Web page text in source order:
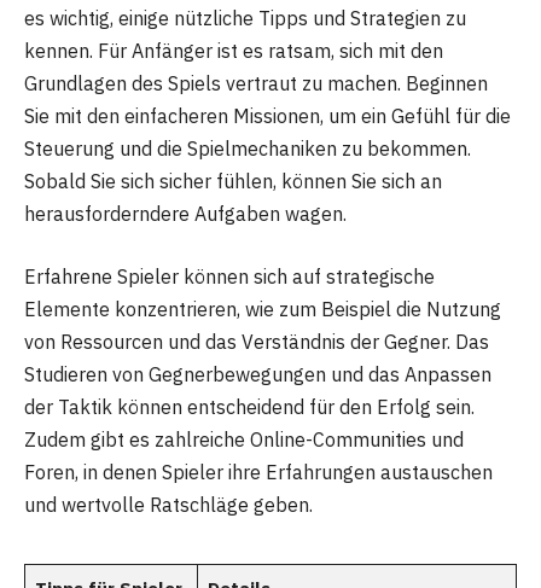
es wichtig, einige nützliche Tipps und Strategien zu
kennen. Für Anfänger ist es ratsam, sich mit den
Grundlagen des Spiels vertraut zu machen. Beginnen
Sie mit den einfacheren Missionen, um ein Gefühl für die
Steuerung und die Spielmechaniken zu bekommen.
Sobald Sie sich sicher fühlen, können Sie sich an
herausforderndere Aufgaben wagen.
Erfahrene Spieler können sich auf strategische
Elemente konzentrieren, wie zum Beispiel die Nutzung
von Ressourcen und das Verständnis der Gegner. Das
Studieren von Gegnerbewegungen und das Anpassen
der Taktik können entscheidend für den Erfolg sein.
Zudem gibt es zahlreiche Online-Communities und
Foren, in denen Spieler ihre Erfahrungen austauschen
und wertvolle Ratschläge geben.